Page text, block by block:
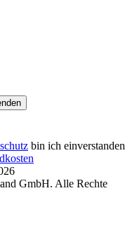
bin ich einverstanden
GmbH. Alle Rechte